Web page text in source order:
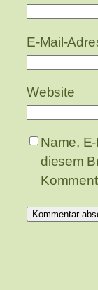
E-Mail-
Website
Name,
diesem